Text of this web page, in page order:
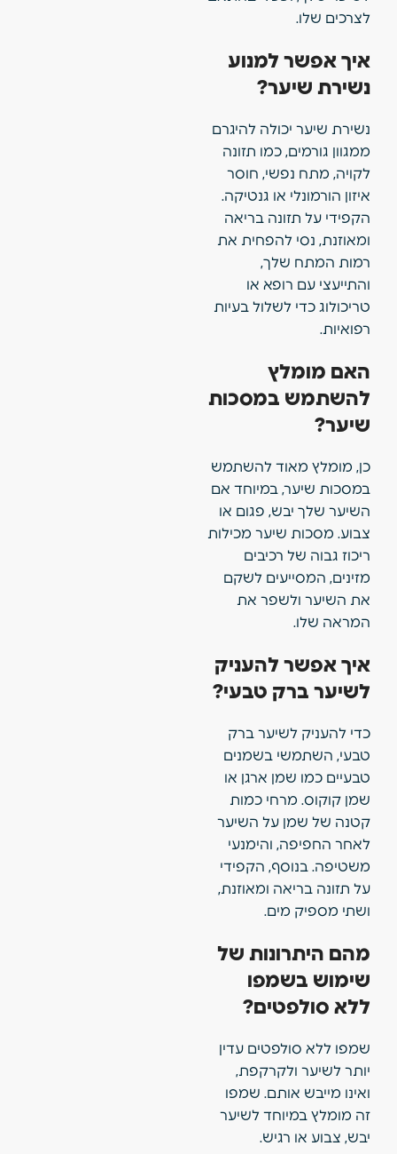
לצרכים שלו.
איך אפשר למנוע
נשירת שיער?
נשירת שיער יכולה להיגרם
ממגוון גורמים, כמו תזונה
לקויה, מתח נפשי, חוסר
איזון הורמונלי או גנטיקה.
הקפידי על תזונה בריאה
ומאוזנת, נסי להפחית את
רמות המתח שלך,
והתייעצי עם רופא או
טריכולוג כדי לשלול בעיות
רפואיות.
האם מומלץ
להשתמש במסכות
שיער?
כן, מומלץ מאוד להשתמש
במסכות שיער, במיוחד אם
השיער שלך יבש, פגום או
צבוע. מסכות שיער מכילות
ריכוז גבוה של רכיבים
מזינים, המסייעים לשקם
את השיער ולשפר את
המראה שלו.
איך אפשר להעניק
לשיער ברק טבעי?
כדי להעניק לשיער ברק
טבעי, השתמשי בשמנים
טבעיים כמו שמן ארגן או
שמן קוקוס. מרחי כמות
קטנה של שמן על השיער
לאחר החפיפה, והימנעי
משטיפה. בנוסף, הקפידי
על תזונה בריאה ומאוזנת,
ושתי מספיק מים.
מהם היתרונות של
שימוש בשמפו
ללא סולפטים?
שמפו ללא סולפטים עדין
יותר לשיער ולקרקפת,
ואינו מייבש אותם. שמפו
זה מומלץ במיוחד לשיער
יבש, צבוע או רגיש.